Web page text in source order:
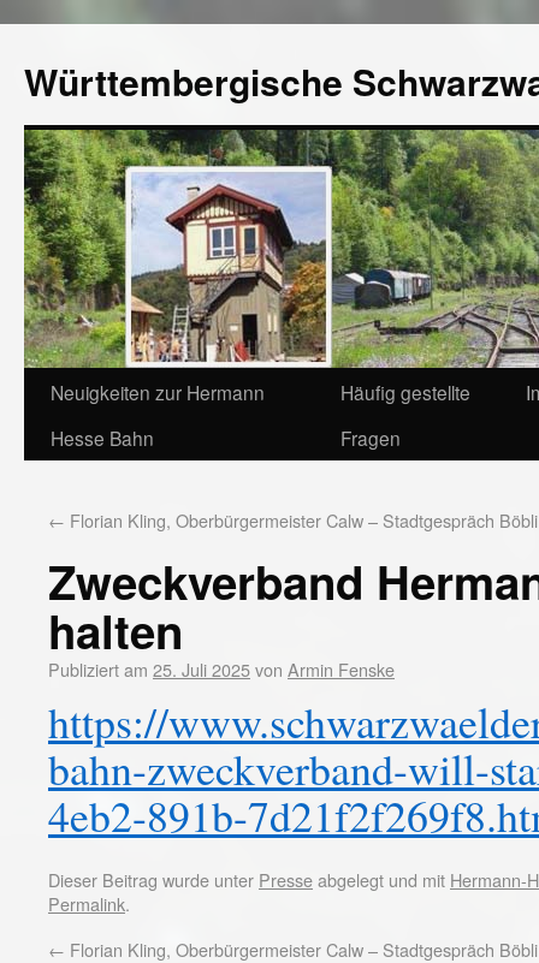
Württembergische
Neuigkeiten zur Hermann
Hesse Bahn
Häufig gestellte
Fragen
← Florian Kling, Oberbürgermeister Calw – Stadtgespräch
Zweckverband
halten
Publiziert am 25. Juli 2025von Armin Fenske
https://
bahn-zweckverband-will-
4eb2-891b-
Dieser Beitrag wurde unter Presseabgelegt und mit Hermann-
Permalink.
← Florian Kling, Oberbürgermeister Calw – Stadtgespräch